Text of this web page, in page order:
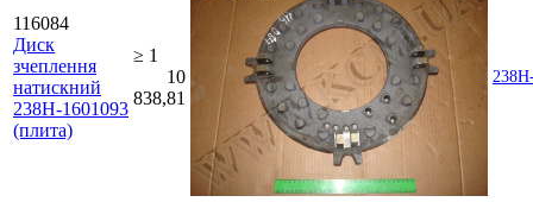
116084
Диск
зчеплення
натискний
238Н-1601093
(плита)
≥ 1
10
838,81